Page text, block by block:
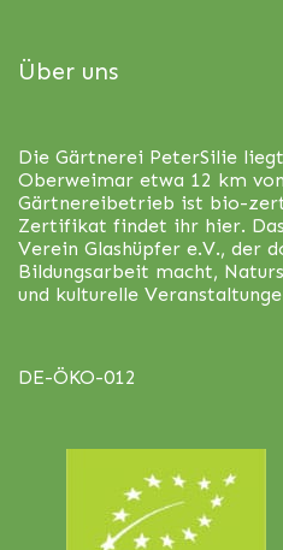
Über uns
Die Gärtnerei PeterSilie
Oberweimar etwa 12 km
Gärtnereibetrieb ist bio-
Zertifikat findet ihr hier.
Verein Glashüpfer e.V., der
Bildungsarbeit macht,
und kulturelle
DE-ÖKO-012